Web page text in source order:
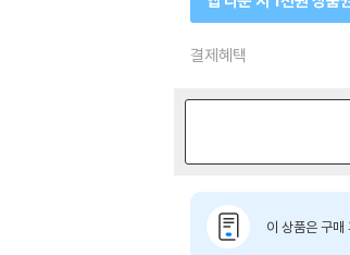
결제혜택
이 상품은 구매